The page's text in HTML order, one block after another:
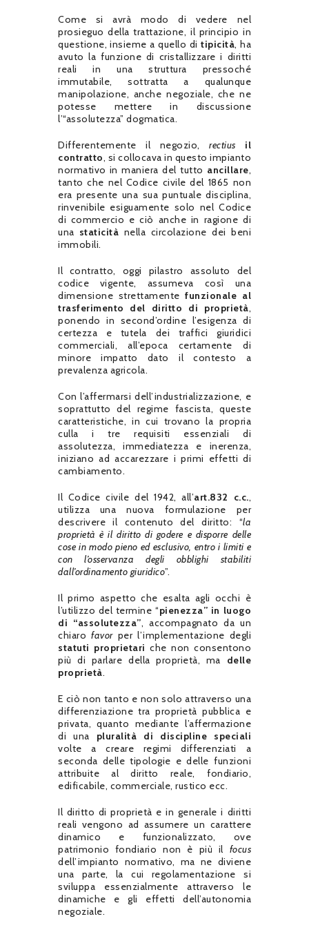
Come si avrà modo di vedere nel
prosieguo della trattazione, il principio in
questione, insieme a quello ditipicità, ha
avuto la funzione di cristallizzare i diritti
reali in una struttura pressoché
immutabile, sottratta a qualunque
manipolazione, anche negoziale, che ne
potesse mettere in discussione
l’“assolutezza” dogmatica.
Differentemente il negozio, rectius
il
contratto, si collocava in questo impianto
normativo in maniera del tutto ancillare,
tanto che nel Codice civile del 1865 non
era presente una sua puntuale disciplina,
rinvenibile esiguamente solo nel Codice
di commercio e ciò anche in ragione di
una staticità nella circolazione dei beni
immobili.
Il contratto, oggi pilastro assoluto del
codice vigente, assumeva così una
dimensione strettamentefunzionale al
trasferimento del diritto di proprietà,
ponendo in second’ordine l’esigenza di
certezza e tutela dei traffici giuridici
commerciali, all’epoca certamente di
minore impatto dato il contesto a
prevalenza agricola.
Con l’affermarsi dell’industrializzazione, e
soprattutto del regime fascista, queste
caratteristiche, in cui trovano la propria
culla i tre requisiti essenziali di
assolutezza, immediatezza e inerenza,
iniziano ad accarezzare i primi effetti di
cambiamento.
Il Codice civile del 1942, all’art.832 c.c.,
utilizza una nuova formulazione per
descrivere il contenuto del diritto: “la
proprietà è il diritto di godere e disporre delle
cose in modo pieno ed esclusivo, entro i limiti e
con l’osservanza degli obblighi stabiliti
dall’ordinamento giuridico”.
Il primo aspetto che esalta agli occhi è
l’utilizzo del termine “pienezza” in luogo
di “assolutezza”, accompagnato da un
chiaro favorper l’implementazione degli
statuti proprietari che non consentono
più di parlare della proprietà, ma delle
proprietà.
E ciò non tanto e non solo attraverso una
differenziazione tra proprietà pubblica e
privata, quanto mediante l’affermazione
di una pluralità di discipline speciali
volte a creare regimi differenziati a
seconda delle tipologie e delle funzioni
attribuite al diritto reale, fondiario,
edificabile, commerciale, rustico ecc.
Il diritto di proprietà e in generale i diritti
reali vengono ad assumere un carattere
dinamico e funzionalizzato, ove
patrimonio fondiario non è più il focus
dell’impianto normativo, ma ne diviene
una parte, la cui regolamentazione si
sviluppa essenzialmente attraverso le
dinamiche e gli effetti dell’autonomia
negoziale.